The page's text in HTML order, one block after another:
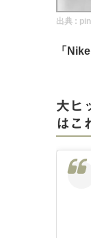
出典 :
「
大ヒ
はこ